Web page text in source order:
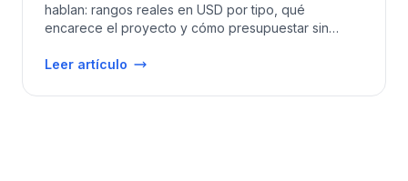
hablan: rangos reales en USD por tipo, qué
encarece el proyecto y cómo presupuestar sin
Leer artículo